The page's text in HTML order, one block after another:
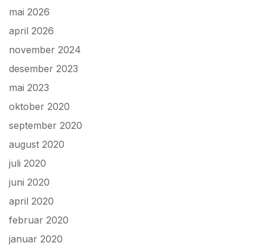
mai 2026
april 2026
november 2024
desember 2023
mai 2023
oktober 2020
september 2020
august 2020
juli 2020
juni 2020
april 2020
februar 2020
januar 2020